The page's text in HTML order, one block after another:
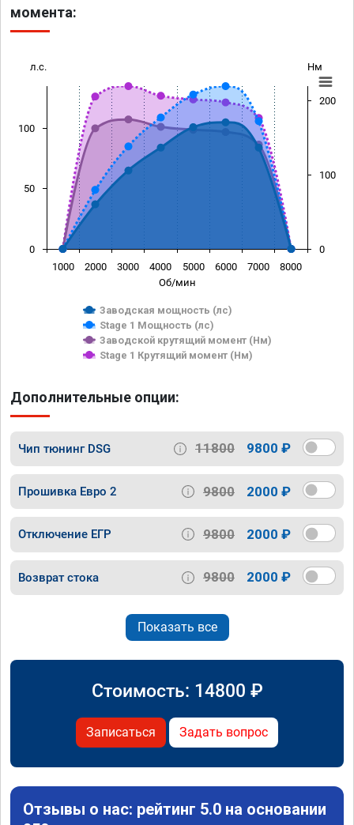
момента:
Об/мин
л.с. Нм
Заводская мощность (лс)
Stage 1 Мощность (лс)
Заводской крутящий момент (Нм)
Stage 1 Крутящий момент (Нм)
1000 2000 3000 4000 5000 6000 7000 8000
0
50
100
0
100
200
Дополнительные опции:
Чип тюнинг DSG 11800 9800 ₽
Прошивка Евро 2 9800 2000 ₽
Отключение ЕГР 9800 2000 ₽
Возврат стока 9800 2000 ₽
Показать все
Стоимость: 14800 ₽
Записаться Задать вопрос
Отзывы о нас: рейтинг 5.0 на основании